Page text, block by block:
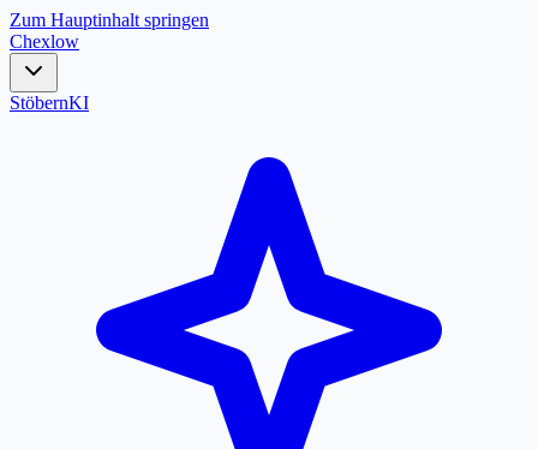
Zum Hauptinhalt springen
Chexlow
StöbernKI